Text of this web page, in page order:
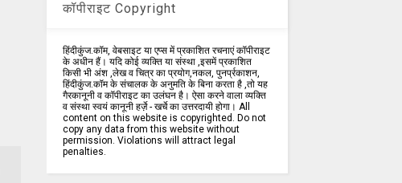
कॉपीराइट Copyright
हिंदीकुंज.कॉम, वेबसाइट या एप्स में प्रकाशित रचनाएं कॉपीराइट
के अधीन हैं। यदि कोई व्यक्ति या संस्था ,इसमें प्रकाशित
किसी भी अंश ,लेख व चित्र का प्रयोग,नकल, पुनर्प्रकाशन,
हिंदीकुंज.कॉम के संचालक के अनुमति के बिना करता है ,तो यह
गैरकानूनी व कॉपीराइट का उलंघन है। ऐसा करने वाला व्यक्ति
व संस्था स्वयं कानूनी हर्ज़े - खर्चे का उत्तरदायी होगा। All
content on this website is copyrighted. Do not
copy any data from this website without
permission. Violations will attract legal
penalties.